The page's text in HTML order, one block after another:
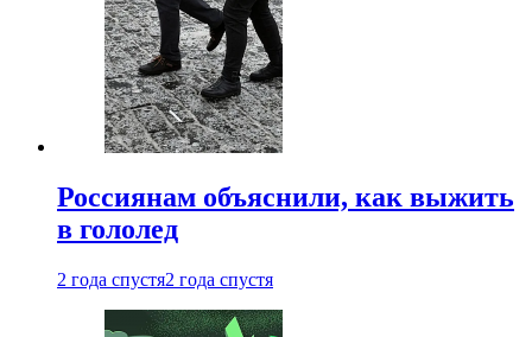
Россиянам объяснили, как выжить
в гололед
2 года спустя2 года спустя